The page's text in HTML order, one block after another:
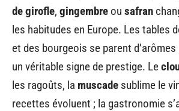
de girofle, gingembre ou safran
les habitudes en Europe. Les tables
et des bourgeois se parent
un véritable signe de prestige. Le
les ragoûts, la muscade sublime le
recettes évoluent ; la gastronomie